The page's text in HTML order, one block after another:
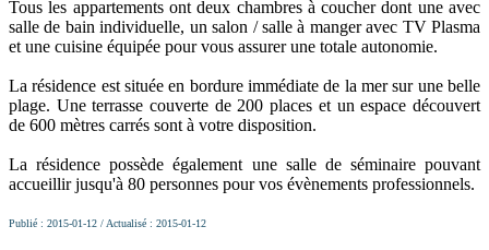
Tous les appartements ont deux chambres à coucher dont une avec
salle de bain individuelle, un salon / salle à manger avec TV Plasma
et une cuisine équipée pour vous assurer une totale autonomie.
La résidence est située en bordure immédiate de la mer sur une belle
plage. Une terrasse couverte de 200 places et un espace découvert
de 600 mètres carrés sont à votre disposition.
La résidence possède également une salle de séminaire pouvant
accueillir jusqu'à 80 personnes pour vos évènements professionnels.
Publié : 2015-01-12 / Actualisé : 2015-01-12